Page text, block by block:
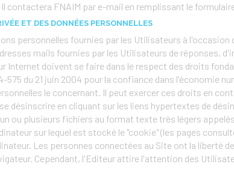
contactera FNAIM par e-mail en remplissant le
ET DES DONNÉES PERSONNELLES
personnelles fournies par les Utilisateurs à
mails fournies par les Utilisateurs de réponses,
Internet doivent se faire dans le respect des droits
575 du 21 juin 2004 pour la confiance dans
le concernant. Il peut exercer ces droits en
désinscrire en cliquant sur les liens hypertextes de
ou plusieurs fichiers au format texte très légers
sur lequel est stocké le "cookie" (les pages
Les personnes connectées au Site ont la liberté
Cependant, l'Editeur attire l'attention des